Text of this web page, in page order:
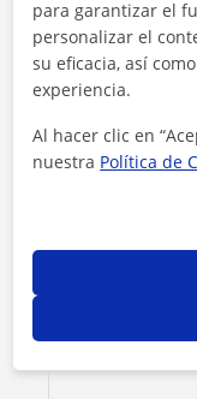
1ª clase gratis
para garantizar el
personalizar el
su eficacia, así
experiencia.
Al hacer clic en
nuestra Política de